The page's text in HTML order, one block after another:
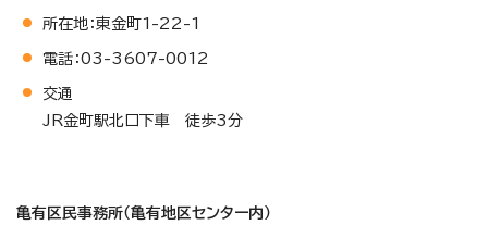
所在地：東金町1-22-1
電話：03-3607-0012
交通
JR金町駅北口下車 徒歩3分
亀有区民事務所（亀有地区センター内）